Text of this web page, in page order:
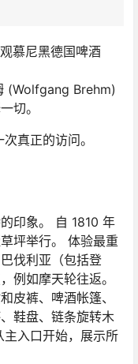
慕尼黑德国啤酒
(Wolfgang Brehm)
切。
真正的访问。
印象。 自 1810 年
坪举行。 体验最重
伐利亚（包括登
例如摩天轮往返。
皮裤、啤酒帐篷、
鞋盘、链条旋转木
入口开始，展示所